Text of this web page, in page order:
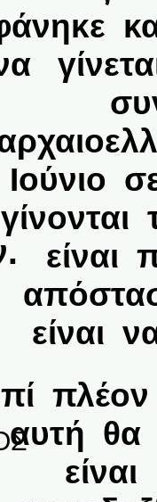
Ιούνιο
είναι
είναι
αυτή θα